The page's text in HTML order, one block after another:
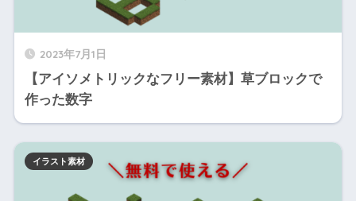
2023年7月1日
【アイソメトリックなフリー素材】草ブロックで
作った数字
イラスト素材